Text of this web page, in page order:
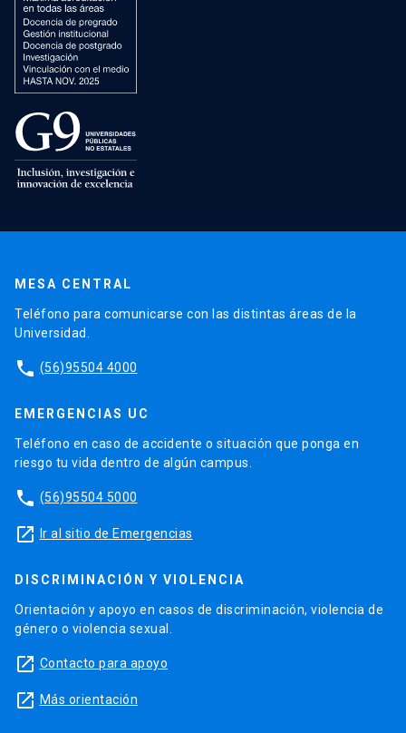
MESA CENTRAL
Teléfono para comunicarse con las distintas áreas de la
Universidad.
phone (56)95504 4000
EMERGENCIAS UC
Teléfono en caso de accidente o situación que ponga en
riesgo tu vida dentro de algún campus.
phone (56)95504 5000
launch Ir al sitio de Emergencias
DISCRIMINACIÓN Y VIOLENCIA
Orientación y apoyo en casos de discriminación, violencia de
género o violencia sexual.
launch Contacto para apoyo
launch Más orientación